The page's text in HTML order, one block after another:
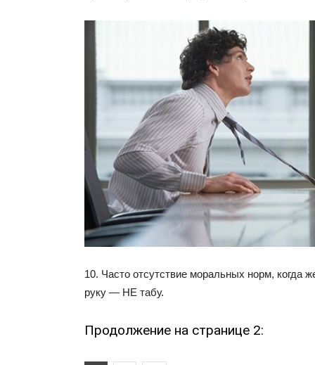
10. Часто отсутствие моральных норм, когда
руку — НЕ табу.
Продолжение на странице 2: